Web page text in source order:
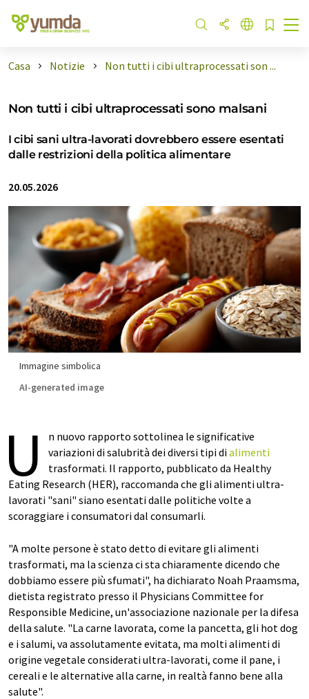
Casa Notizie Non tutti i cibi ultraprocessati son ...
Non tutti i cibi ultraprocessati sono malsani
I cibi sani ultra-lavorati dovrebbero essere esentati
dalle restrizioni della politica alimentare
20.05.2026
Immagine simbolica
AI-generated image
U
n nuovo rapporto sottolinea le significative
variazioni di salubrità dei diversi tipi dialimenti
trasformati. Il rapporto, pubblicato da Healthy
Eating Research (HER), raccomanda che gli alimenti ultra-
lavorati "sani" siano esentati dalle politiche volte a
scoraggiare i consumatori dal consumarli.
"A molte persone è stato detto di evitare gli alimenti
trasformati, ma la scienza ci sta chiaramente dicendo che
dobbiamo essere più sfumati", ha dichiarato Noah Praamsma,
dietista registrato presso il Physicians Committee for
Responsible Medicine, un'associazione nazionale per la difesa
della salute. "La carne lavorata, come la pancetta, gli hot dog
e i salumi, va assolutamente evitata, ma molti alimenti di
origine vegetale considerati ultra-lavorati, come il pane, i
cereali e le alternative alla carne, in realtà fanno bene alla
salute".